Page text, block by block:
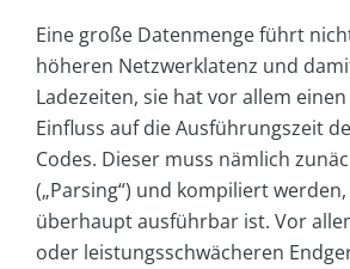
Eine große Datenmenge führt
höheren Netzwerklatenz und
Ladezeiten, sie hat vor allem
Einfluss auf die Ausführungszeit
Codes. Dieser muss nämlich
(„Parsing“) und kompiliert
überhaupt ausführbar ist. Vor
oder leistungsschwächeren